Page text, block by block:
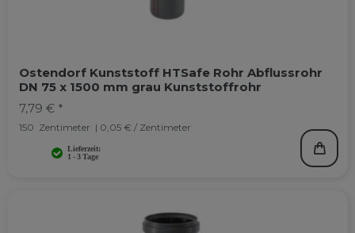
Ostendorf Kunststoff HTSafe Rohr Abflussrohr
DN 75 x 1500 mm grau Kunststoffrohr
7,79 € *
150 Zentimeter | 0,05 € / Zentimeter